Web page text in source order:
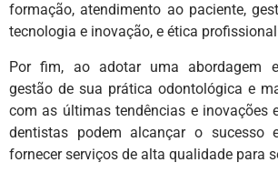
formação, atendimento ao paciente,
tecnologia e inovação, e ética
Por fim, ao adotar uma abordagem
gestão de sua prática odontológica e
com as últimas tendências e inovações
dentistas podem alcançar o sucesso
fornecer serviços de alta qualidade para